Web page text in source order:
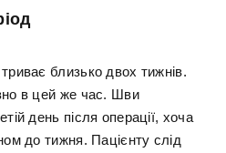
близько двох тижнів.
в цей же час. Шви
день після операції, хоча
до тижня. Пацієнту слід